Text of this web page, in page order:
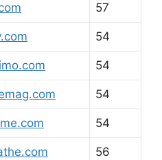
57
54
54
54
54
56